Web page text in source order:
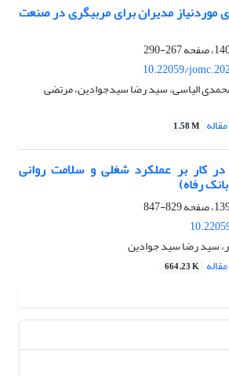
مدیران برای مربیگری در صنعت
267-290
10.22059/
الیاسی، سید رضا سیدجوادین، مرتضی
1.58 M
در کار بر عملکرد شغلی و سلامت روانی
رفاه)
829-847
سید رضا سید جوادین
664.23 K